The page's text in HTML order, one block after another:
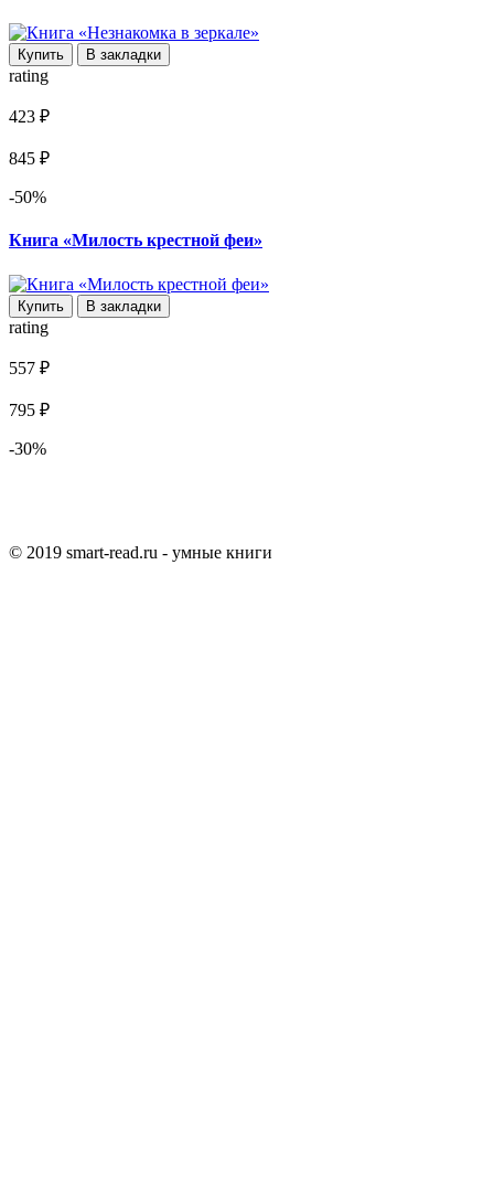
Купить В закладки
rating
423 ₽
845 ₽
-50%
Книга «Милость крестной феи»
Купить В закладки
rating
557 ₽
795 ₽
-30%
© 2019 smart-read.ru - умные книги